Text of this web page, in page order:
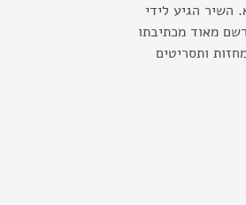
השיר הגיע לידי
מאוד מכתיבתו
ותסריטים